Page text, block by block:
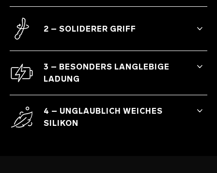
2 – SOLIDERER GRIFF
Stabile und zuverlässigeres Steuerung der
3 – BESONDERS LANGLEBIGE
LADUNG
zur Auswahl für stundenlanges Vergnügen.
4 – UNGLAUBLICH WEICHES
SILIKON